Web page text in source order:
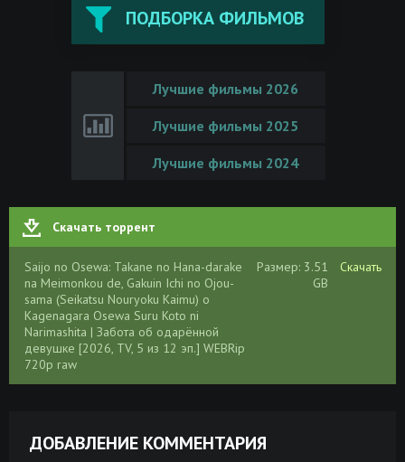
ПОДБОРКА ФИЛЬМОВ
Лучшие фильмы 2026
Лучшие фильмы 2025
Лучшие фильмы 2024
Скачать торрент
Saijo no Osewa: Takane no Hana-darake
na Meimonkou de, Gakuin Ichi no Ojou-
sama (Seikatsu Nouryoku Kaimu) o
Kagenagara Osewa Suru Koto ni
Narimashita | Забота об одарённой
девушке [2026, TV, 5 из 12 эп.] WEBRip
720p raw
Размер: 3.51
GB
Скачать
ДОБАВЛЕНИЕ КОММЕНТАРИЯ